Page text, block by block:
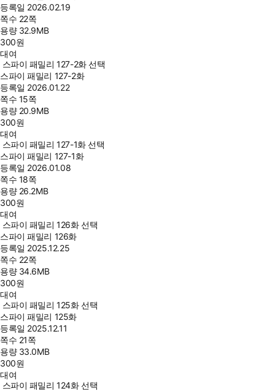
등록일 2026.02.19
쪽수 22쪽
용량 32.9MB
300원
대여
스파이 패밀리 127-2화 선택
스파이 패밀리 127-2화
등록일 2026.01.22
쪽수 15쪽
용량 20.9MB
300원
대여
스파이 패밀리 127-1화 선택
스파이 패밀리 127-1화
등록일 2026.01.08
쪽수 18쪽
용량 26.2MB
300원
대여
스파이 패밀리 126화 선택
스파이 패밀리 126화
등록일 2025.12.25
쪽수 22쪽
용량 34.6MB
300원
대여
스파이 패밀리 125화 선택
스파이 패밀리 125화
등록일 2025.12.11
쪽수 21쪽
용량 33.0MB
300원
대여
스파이 패밀리 124화 선택